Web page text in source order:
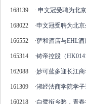
168139 · 申文冠受聘为北
168022 ·申文冠受聘为北
166552 ·萨和酒店与EHL
165314 ·铸帝控股（
162088 ·妙可蓝多迎长江
161309 ·湖经法商学院学
160218 ·白鹭衔乡愁，青